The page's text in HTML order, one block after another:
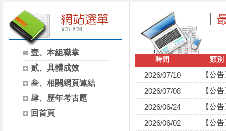
壹、本組職掌
貳、具體成效
叁、相關網頁連結
肆、歷年考古題
回首頁
時間 類別
2026/07/10
【公
2026/07/08
【公
2026/06/24
【公
2026/06/02
【公